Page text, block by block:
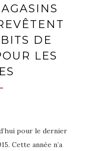
DE
LES
pour le dernier
Cette année n’a